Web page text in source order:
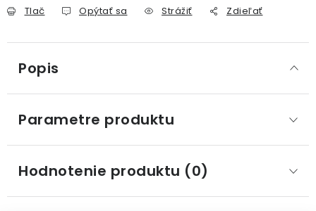
Tlač Opýtať sa Strážiť Zdieľať
Popis
Parametre produktu
Hodnotenie produktu (0)